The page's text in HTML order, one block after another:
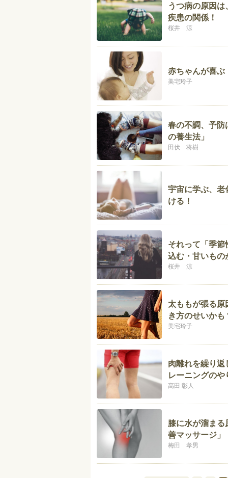
うつ病の原因
疾患の関係！
桜井 涼
赤ちゃんが喜ぶ
美宅玲子
春の不調、予防
の養生法」
田伏 将樹
宇宙に学ぶ、老
ける！
それって「季
込む・甘いも
桜井 涼
太ももが張る原
き方のせいかも
美宅玲子
肉離れを繰り返
レーニングのや
高田 彰人
膝に水が溜まる
善マッサージ」
梅田 孝男